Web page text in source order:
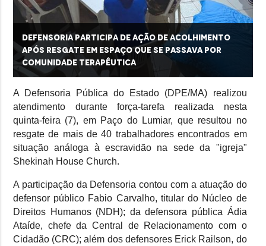
Defensoria participa de ação de acolhimento
após resgate em espaço que se passava por
comunidade terapêutica
A Defensoria Pública do Estado (DPE/MA) realizou
atendimento durante força-tarefa realizada nesta
quinta-feira (7), em Paço do Lumiar, que resultou no
resgate de mais de 40 trabalhadores encontrados em
situação análoga à escravidão na sede da "igreja"
Shekinah House Church.
A participação da Defensoria contou com a atuação do
defensor público Fabio Carvalho, titular do Núcleo de
Direitos Humanos (NDH); da defensora pública Ádia
Ataíde, chefe da Central de Relacionamento com o
Cidadão (CRC); além dos defensores Erick Railson, do